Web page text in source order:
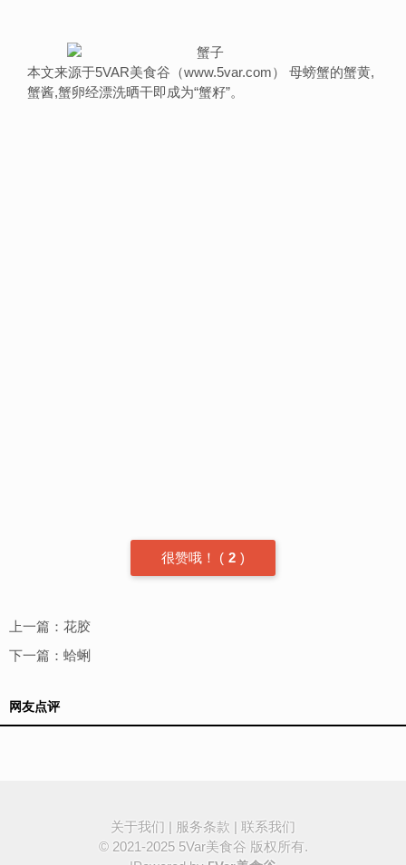
本文来源于5VAR美食谷（www.5var.com） 母螃蟹的蟹黄,
蟹酱,蟹卵经漂洗晒干即成为“蟹籽”。
很赞哦！ ( 2 )
上一篇： 花胶
下一篇： 蛤蜊
网友点评
关于我们 | 服务条款 | 联系我们
© 2021-2025 5Var美食谷 版权所有.